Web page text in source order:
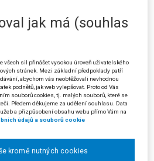
1) a 2) (stěžovatelé) podali proti
stížnost. Napadenému rozsudku
rozhodování nepřihlédl k tvrzením a
nelze se ztotožnit s názorem
odůvodnil, proč lze žalobcův
přístupnou účelovou komunikaci;
dopravy, které na základě zjištění
za účelem sjednocení postupu
stanovisko. Z něj mimo jiné plyne,
komunikace nezařazuje správním
pozemek žalobce je evidován v katastru
jak má (souhlas
všech sil přinášet vysokou úroveň uživatelského
stránek. Mezi základní předpoklady patří
abychom vás neobtěžovali nevhodnou
podnětů, jak web vylepšovat. Proto od Vás
souborů cookies, tj. malých souborů, které se
Předem děkujeme za udělení souhlasu. Data
a přizpůsobení obsahu webu přímo Vám na
údajů a souborů cookie
kromě nutných cookies